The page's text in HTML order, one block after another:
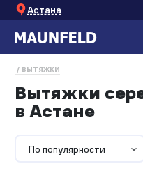
Астана
ВЫТЯЖКИ
Вытяжки
в Астане
По популярности